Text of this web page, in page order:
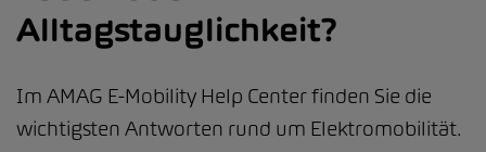
Alltagstauglichkeit?
Im AMAG E-Mobility Help Center finden Sie die
wichtigsten Antworten rund um Elektromobilität.